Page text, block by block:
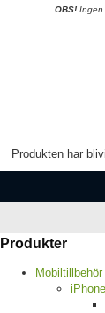
OBS! Ingen
Produkten har
Produkter
Mobiltillbehör
iPhone